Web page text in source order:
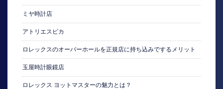
ミヤ時計店
アトリエスピカ
ロレックスのオーバーホールを正規店に持ち込みでするメリット
玉屋時計眼鏡店
ロレックス ヨットマスターの魅力とは？